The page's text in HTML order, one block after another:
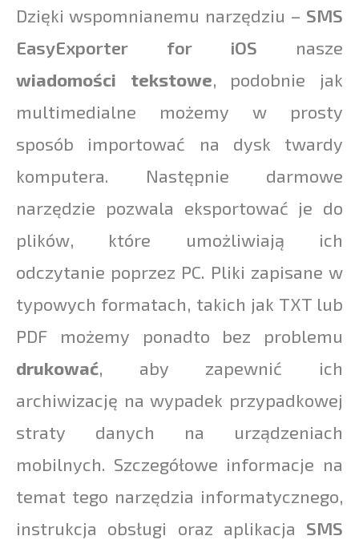
Dzięki wspomnianemu narzędziu – SMS
EasyExporter for iOS nasze
wiadomości tekstowe, podobnie jak
multimedialne możemy w prosty
sposób importować na dysk twardy
komputera. Następnie darmowe
narzędzie pozwala eksportować je do
plików, które umożliwiają ich
odczytanie poprzez PC. Pliki zapisane w
typowych formatach, takich jak TXT lub
PDF możemy ponadto bez problemu
drukować, aby zapewnić ich
archiwizację na wypadek przypadkowej
straty danych na urządzeniach
mobilnych. Szczegółowe informacje na
temat tego narzędzia informatycznego,
instrukcja obsługi oraz aplikacja SMS